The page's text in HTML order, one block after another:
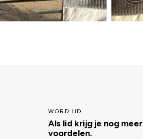
WORD LID
Als lid krijg je nog meer
voordelen.